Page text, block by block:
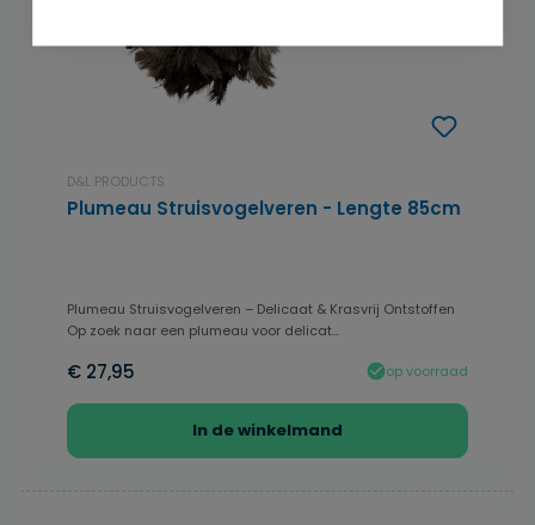
D&L PRODUCTS
Plumeau Struisvogelveren - Lengte 85cm
Plumeau Struisvogelveren – Delicaat & Krasvrij Ontstoffen
Op zoek naar een plumeau voor delicat...
€ 27,95 op voorraad
In de winkelmand